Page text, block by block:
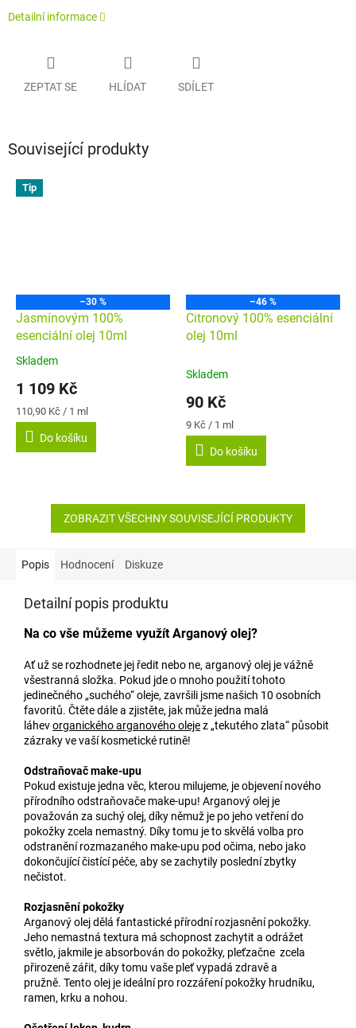
Detailní informace
ZEPTAT SE HLÍDAT SDÍLET
Související produkty
Tip
–30 %
Jasmínovým 100%
esenciální olej 10ml
Průměrné
produktu
je
5,0
5
Skladem
1 109 Kč
Měrná
cena:
110,90 Kč / 1 ml
Do košíku
–46 %
Citronový 100% esenciální
olej 10ml
Skladem
90 Kč
Měrná
cena:
9 Kč / 1 ml
Do košíku
ZOBRAZIT VŠECHNY SOUVISEJÍCÍ PRODUKTY
Popis Hodnocení Diskuze
Detailní popis produktu
Na co vše můžeme využít Arganový olej?
Ať už se rozhodnete jej ředit nebo ne, arganový olej je vážně
všestranná složka. Pokud jde o mnoho použití tohoto
jedinečného „suchého“ oleje, završili jsme našich 10 osobních
favoritů. Čtěte dále a zjistěte, jak může jedna malá
láhevorganického arganového olejez „tekutého zlata“ působit
zázraky ve vaší kosmetické rutině!
Odstraňovač make-upu
Pokud existuje jedna věc, kterou milujeme, je objevení nového
přírodního odstraňovače make-upu! Arganový olej je
považován za suchý olej, díky němuž je po jeho vetření do
pokožky zcela nemastný. Díky tomu je to skvělá volba pro
odstranění rozmazaného make-upu pod očima, nebo jako
dokončující čistící péče, aby se zachytily poslední zbytky
nečistot.
Rozjasnění pokožky
Arganový olej dělá fantastické přírodní rozjasnění pokožky.
Jeho nemastná textura má schopnost zachytit a odrážet
světlo, jakmile je absorbován do pokožky, pleťzačne zcela
přirozeně zářit, díky tomu vaše pleť vypadá zdravě a
pružně. Tento olej je ideální pro rozzáření pokožky hrudníku,
ramen, krku a nohou.